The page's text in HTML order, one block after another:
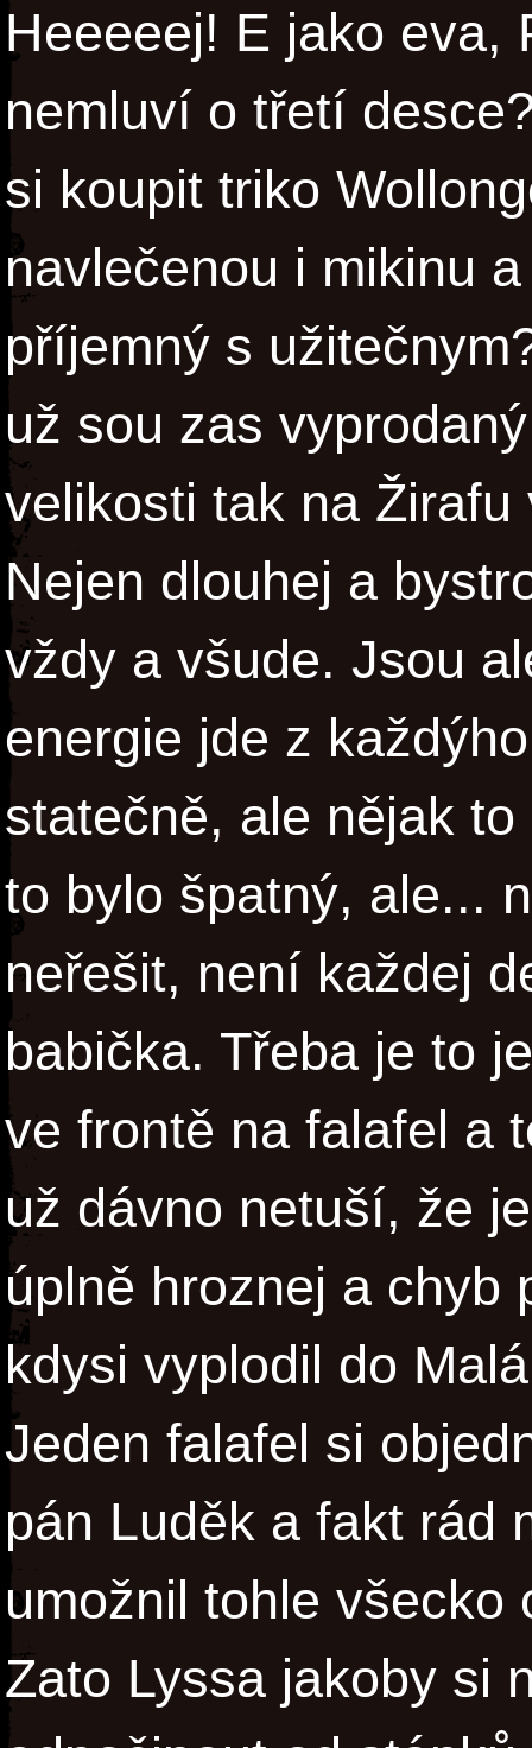
Heeeeej! E jako eva,
nemluví o třetí
si koupit triko
navlečenou i mikinu
příjemný s
už sou zas
velikosti tak na
Nejen dlouhej a
vždy a všude. Jsou
energie jde z
statečně, ale nějak
to bylo špatný, ale...
neřešit, není každej
babička. Třeba je to
ve frontě na falafel a
už dávno netuší, že
úplně hroznej a chyb
kdysi vyplodil do
Jeden falafel si
pán Luděk a fakt rád
umožnil tohle všecko
Zato Lyssa jakoby si